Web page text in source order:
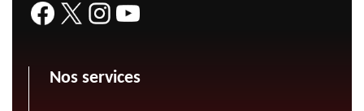
Nos services